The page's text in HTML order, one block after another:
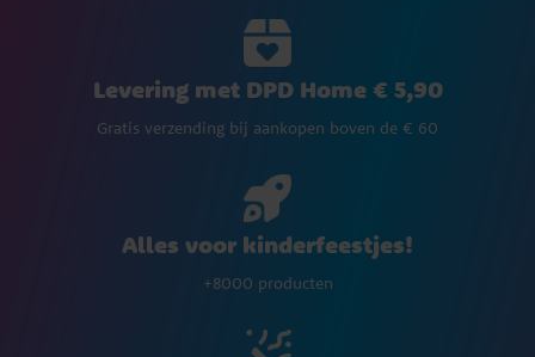
Levering met DPD Home € 5,90
Gratis verzending bij aankopen boven de € 60
Alles voor kinderfeestjes!
+8000 producten